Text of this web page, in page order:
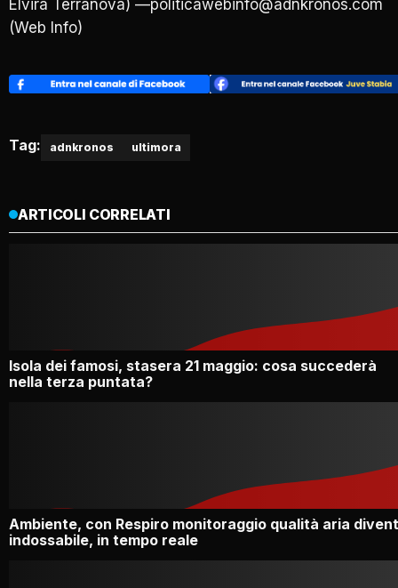
Elvira Terranova) —politicawebinfo@adnkronos.com
(Web Info)
Tag: adnkronos ultimora
ARTICOLI CORRELATI
Isola dei famosi, stasera 21 maggio: cosa succederà
nella terza puntata?
Ambiente, con Respiro monitoraggio qualità aria
indossabile, in tempo reale